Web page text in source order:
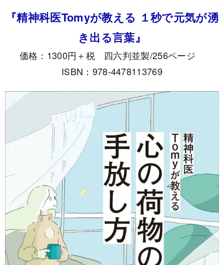
『精神科医Tomyが教える １秒で元気が湧
き出る言葉』
価格：1300円＋税 四六判並製/256ページ
ISBN：978-4478113769